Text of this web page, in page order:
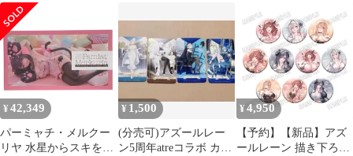
クタースリーブEX
「ブロッコリートレカ
アイテムくじEX 『ア
ズールレーン』第3弾」
E-1賞
¥ 42,349
パーミャチ・メルクー
リヤ 水星からスキをチ
¥ 1,500
(分売可)アズールレー
ン5周年atreコラボ カー
¥4,950
【予約】【新品】アズ
ールレーン 描き下ろし